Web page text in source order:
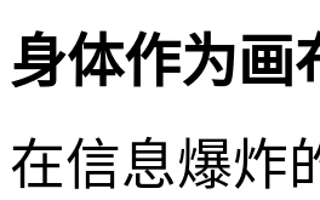
身体作为画
在信息爆炸